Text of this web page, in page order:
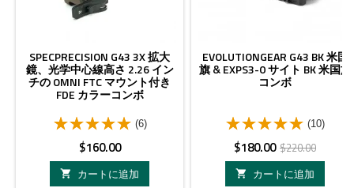
SPECPRECISION G43 3X 拡大
鏡、光学中心線高さ 2.26 イン
チの OMNI FTC マウント付き
FDE カラーコンボ
(6)
価
格
$160.00
 カートに追加
EVOLUTIONGEAR G43 BK 米国
旗 & EXPS3-0 サイト BK 米国旗
コンボ
(10)
価
格
$180.00 ベ
ー
$220.00
 カートに追加